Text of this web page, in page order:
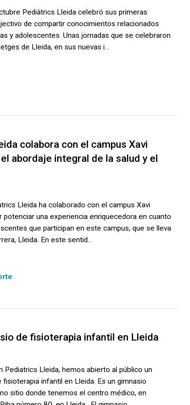
Pediàtrics Lleida celebró sus primeras
de compartir conocimientos relacionados
y adolescentes. Unas jornadas que se celebraron
de Lleida, en sus nuevas i...
colabora con el campus Xavi
abordaje integral de la salud y el
Lleida ha colaborado con el campus Xavi
potenciar una experiencia enriquecedora en cuanto
que participan en este campus, que se lleva
Lleida. En este sentid...
de fisioterapia infantil en Lleida
Pediatrics Lleida, hemos abierto al público un
fisioterapia infantil en Lleida. Es un gimnasio
sitio donde tenemos el centro médico, en